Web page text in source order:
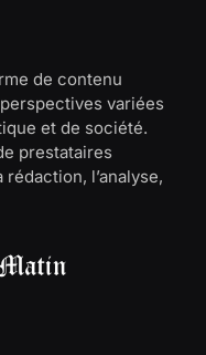
de contenu
variées
et de société.
prestataires
l’analyse,